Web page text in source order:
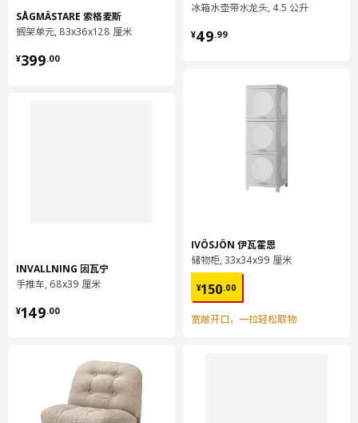
SÅGMÄSTARE 索格麦斯
搁架单元, 83x36x128 厘米
¥399.00
¥ 399.00
INVALLNING 因瓦宁
手推车, 68x39 厘米
¥149.00
¥ 149.00
冰箱水壶带水龙头, 4.5 公升
¥49.99
¥ 49.99
IVÖSJÖN 伊瓦霍恩
储物柜, 33x34x99 厘米
¥150.00
¥ 150.00
宽敞开口，一拉轻松取物